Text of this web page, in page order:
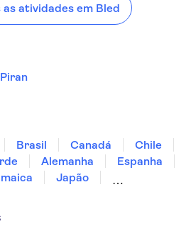
as atividades em Bled
Piran
Brasil Canadá
Chile
Alemanha
Espanha
Japão